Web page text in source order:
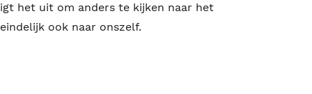
het uit om anders te kijken naar het
ook naar onszelf.